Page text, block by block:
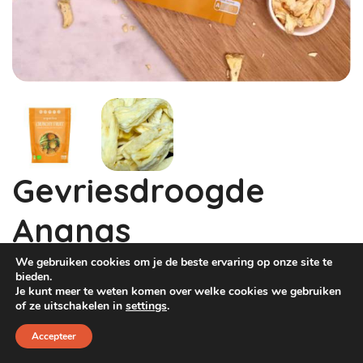
Dog Pawty
Hondentuin abonnement
Hondentuin abonnement
Gevriesdroogde
Ananas
€3,95
Sharing is Caring – Let’s take care of each other !
Eetbare, biologische gevriesdroogde ananas voor jou
We gebruiken cookies om je de beste ervaring op onze site te
bieden.
Je kunt meer te weten komen over welke cookies we gebruiken
of ze uitschakelen in settings.
Accepteer